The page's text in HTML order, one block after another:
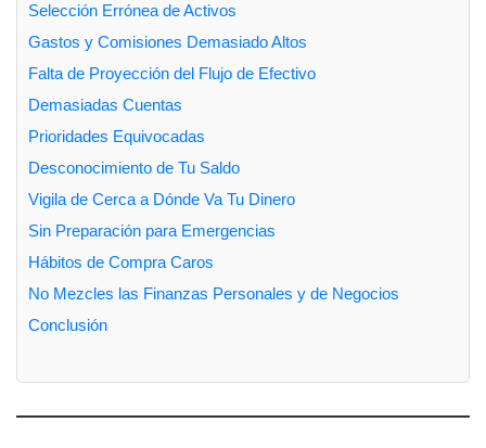
Selección Errónea de Activos
Gastos y Comisiones Demasiado Altos
Falta de Proyección del Flujo de Efectivo
Demasiadas Cuentas
Prioridades Equivocadas
Desconocimiento de Tu Saldo
Vigila de Cerca a Dónde Va Tu Dinero
Sin Preparación para Emergencias
Hábitos de Compra Caros
No Mezcles las Finanzas Personales y de Negocios
Conclusión